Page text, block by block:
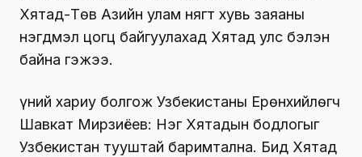
Хятад-Төв Азийн улам нягт хувь заяаны
нэгдмэл цогц байгуулахад Хятад улс бэлэн
байна гэжээ.
Үүний хариу болгож Узбекистаны Ерөнхийлөгч
Шавкат Мирзиёев: Нэг Хятадын бодлогыг
Узбекистан тууштай баримтална. Бид Хятад